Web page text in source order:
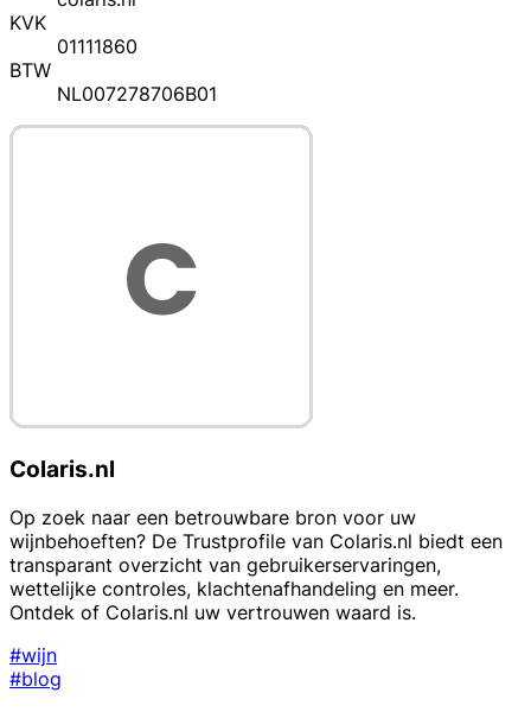
KVK
01111860
BTW
NL007278706B01
Colaris.nl
Op zoek naar een betrouwbare bron voor uw
wijnbehoeften? De Trustprofile van Colaris.nl biedt een
transparant overzicht van gebruikerservaringen,
wettelijke controles, klachtenafhandeling en meer.
Ontdek of Colaris.nl uw vertrouwen waard is.
#wijn
#blog